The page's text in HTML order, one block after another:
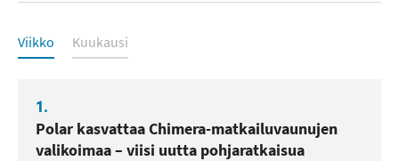
Luetuimmat
Viikko Kuukausi
1.
Polar kasvattaa Chimera-matkailuvaunujen
valikoimaa – viisi uutta pohjaratkaisua